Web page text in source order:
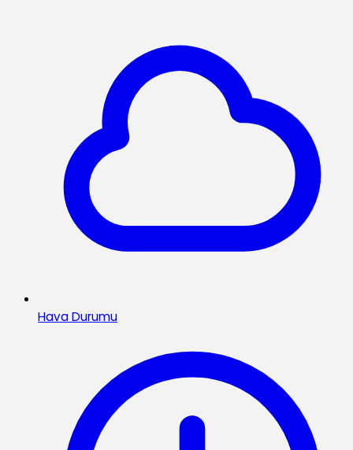
Hava Durumu